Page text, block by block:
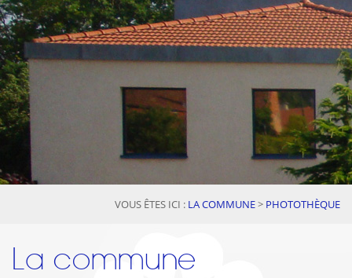
VOUS ÊTES ICI : LA COMMUNE> PHOTOTHÈQUE
La commune